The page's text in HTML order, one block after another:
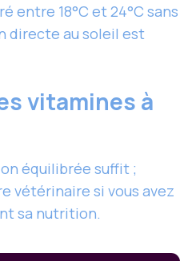
entre 18°C et 24°C sans
directe au soleil est
vitamines à
équilibrée suffit ;
vétérinaire si vous avez
sa nutrition.